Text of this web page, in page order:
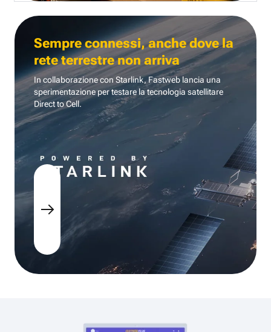
Sempre connessi, anche dove la
rete terrestre non arriva
In collaborazione con Starlink, Fastweb lancia una
sperimentazione per testare la tecnologia satellitare
Direct to Cell.